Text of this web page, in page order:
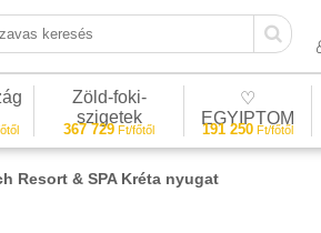
keresés
Zöld-foki-
szigetek
367 729 Ft/főtől
♡
EGYIPTOM
191 250 Ft/főtől
Resort & SPA Kréta nyugat